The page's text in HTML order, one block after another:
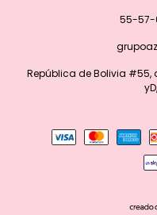
55-57-
República de Bolivia #55,